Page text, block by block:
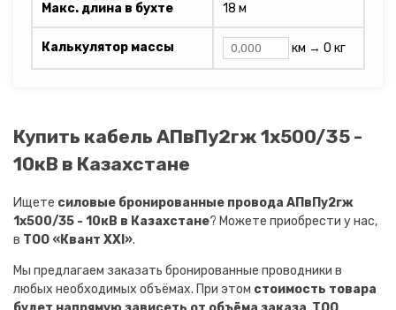
Макс. длина в бухте 18 м
Калькулятор массы км → 0 кг
Купить кабель АПвПу2гж 1х500/35 -
10кВ в Казахстане
Ищете силовые бронированные провода АПвПу2гж
1х500/35 - 10кВ в Казахстане? Можете приобрести у нас,
в ТОО «Квант XXI».
Мы предлагаем заказать бронированные проводники в
любых необходимых объёмах. При этом стоимость товара